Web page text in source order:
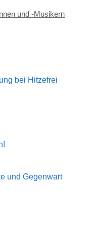
und -Musikern
bei Hitzefrei
und Gegenwart